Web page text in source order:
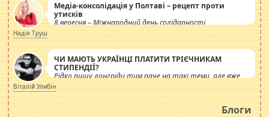
Медіа-консолідація у Полтаві – рецепт проти
утисків
8 вересня – Міжнародний день солідарності
журналістів.
Надія Труш
ЧИ МАЮТЬ УКРАЇНЦІ ПЛАТИТИ ТРІЄЧНИКАМ
СТИПЕНДІЇ?
Рідко пишу лонгріди тим паче на такі теми, але вже
просто дістало! Обурюють сьогоднішні інсенуації
навколо стипендіального питання. Штучно
роздувається ще одна соціальна катастрофа.
Віталій Улибін
Блоги